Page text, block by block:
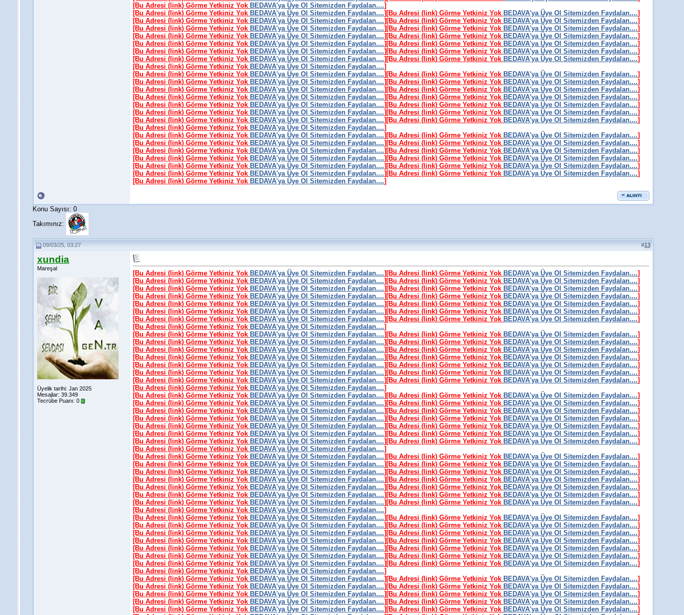
[Bu Adresi (link) Görme Yetkiniz Yok BEDAVA'ya Üye Ol Sitemizden Faydalan....]
[Bu Adresi (link) Görme Yetkiniz Yok BEDAVA'ya Üye Ol Sitemizden Faydalan....] [Bu Adresi (link) Görme Yetkiniz Yok BEDAVA'ya Üye Ol Sitemizden Faydalan....]
[Bu Adresi (link) Görme Yetkiniz Yok BEDAVA'ya Üye Ol Sitemizden Faydalan....] [Bu Adresi (link) Görme Yetkiniz Yok BEDAVA'ya Üye Ol Sitemizden Faydalan....]
[Bu Adresi (link) Görme Yetkiniz Yok BEDAVA'ya Üye Ol Sitemizden Faydalan....] [Bu Adresi (link) Görme Yetkiniz Yok BEDAVA'ya Üye Ol Sitemizden Faydalan....]
[Bu Adresi (link) Görme Yetkiniz Yok BEDAVA'ya Üye Ol Sitemizden Faydalan....] [Bu Adresi (link) Görme Yetkiniz Yok BEDAVA'ya Üye Ol Sitemizden Faydalan....]
[Bu Adresi (link) Görme Yetkiniz Yok BEDAVA'ya Üye Ol Sitemizden Faydalan....] [Bu Adresi (link) Görme Yetkiniz Yok BEDAVA'ya Üye Ol Sitemizden Faydalan....]
[Bu Adresi (link) Görme Yetkiniz Yok BEDAVA'ya Üye Ol Sitemizden Faydalan....] [Bu Adresi (link) Görme Yetkiniz Yok BEDAVA'ya Üye Ol Sitemizden Faydalan....]
[Bu Adresi (link) Görme Yetkiniz Yok BEDAVA'ya Üye Ol Sitemizden Faydalan....] [Bu Adresi (link) Görme Yetkiniz Yok BEDAVA'ya Üye Ol Sitemizden Faydalan....]
[Bu Adresi (link) Görme Yetkiniz Yok BEDAVA'ya Üye Ol Sitemizden Faydalan....]
[Bu Adresi (link) Görme Yetkiniz Yok BEDAVA'ya Üye Ol Sitemizden Faydalan....] [Bu Adresi (link) Görme Yetkiniz Yok BEDAVA'ya Üye Ol Sitemizden Faydalan....]
[Bu Adresi (link) Görme Yetkiniz Yok BEDAVA'ya Üye Ol Sitemizden Faydalan....] [Bu Adresi (link) Görme Yetkiniz Yok BEDAVA'ya Üye Ol Sitemizden Faydalan....]
[Bu Adresi (link) Görme Yetkiniz Yok BEDAVA'ya Üye Ol Sitemizden Faydalan....] [Bu Adresi (link) Görme Yetkiniz Yok BEDAVA'ya Üye Ol Sitemizden Faydalan....]
[Bu Adresi (link) Görme Yetkiniz Yok BEDAVA'ya Üye Ol Sitemizden Faydalan....] [Bu Adresi (link) Görme Yetkiniz Yok BEDAVA'ya Üye Ol Sitemizden Faydalan....]
[Bu Adresi (link) Görme Yetkiniz Yok BEDAVA'ya Üye Ol Sitemizden Faydalan....] [Bu Adresi (link) Görme Yetkiniz Yok BEDAVA'ya Üye Ol Sitemizden Faydalan....]
[Bu Adresi (link) Görme Yetkiniz Yok BEDAVA'ya Üye Ol Sitemizden Faydalan....] [Bu Adresi (link) Görme Yetkiniz Yok BEDAVA'ya Üye Ol Sitemizden Faydalan....]
[Bu Adresi (link) Görme Yetkiniz Yok BEDAVA'ya Üye Ol Sitemizden Faydalan....] [Bu Adresi (link) Görme Yetkiniz Yok BEDAVA'ya Üye Ol Sitemizden Faydalan....]
[Bu Adresi (link) Görme Yetkiniz Yok BEDAVA'ya Üye Ol Sitemizden Faydalan....]
[Bu Adresi (link) Görme Yetkiniz Yok BEDAVA'ya Üye Ol Sitemizden Faydalan....] [Bu Adresi (link) Görme Yetkiniz Yok BEDAVA'ya Üye Ol Sitemizden Faydalan....]
[Bu Adresi (link) Görme Yetkiniz Yok BEDAVA'ya Üye Ol Sitemizden Faydalan....] [Bu Adresi (link) Görme Yetkiniz Yok BEDAVA'ya Üye Ol Sitemizden Faydalan....]
[Bu Adresi (link) Görme Yetkiniz Yok BEDAVA'ya Üye Ol Sitemizden Faydalan....] [Bu Adresi (link) Görme Yetkiniz Yok BEDAVA'ya Üye Ol Sitemizden Faydalan....]
[Bu Adresi (link) Görme Yetkiniz Yok BEDAVA'ya Üye Ol Sitemizden Faydalan....] [Bu Adresi (link) Görme Yetkiniz Yok BEDAVA'ya Üye Ol Sitemizden Faydalan....]
[Bu Adresi (link) Görme Yetkiniz Yok BEDAVA'ya Üye Ol Sitemizden Faydalan....] [Bu Adresi (link) Görme Yetkiniz Yok BEDAVA'ya Üye Ol Sitemizden Faydalan....]
[Bu Adresi (link) Görme Yetkiniz Yok BEDAVA'ya Üye Ol Sitemizden Faydalan....] [Bu Adresi (link) Görme Yetkiniz Yok BEDAVA'ya Üye Ol Sitemizden Faydalan....]
[Bu Adresi (link) Görme Yetkiniz Yok BEDAVA'ya Üye Ol Sitemizden Faydalan....]
Konu Sayısı: 0
Takımınız:
09/03/25, 03:27 #13
xundia
Mareşal
Üyelik tarihi: Jan 2025
Mesajlar: 39.349
Tecrübe Puanı: 0
[Bu Adresi (link) Görme Yetkiniz Yok BEDAVA'ya Üye Ol Sitemizden Faydalan....] [Bu Adresi (link) Görme Yetkiniz Yok BEDAVA'ya Üye Ol Sitemizden Faydalan....]
[Bu Adresi (link) Görme Yetkiniz Yok BEDAVA'ya Üye Ol Sitemizden Faydalan....] [Bu Adresi (link) Görme Yetkiniz Yok BEDAVA'ya Üye Ol Sitemizden Faydalan....]
[Bu Adresi (link) Görme Yetkiniz Yok BEDAVA'ya Üye Ol Sitemizden Faydalan....] [Bu Adresi (link) Görme Yetkiniz Yok BEDAVA'ya Üye Ol Sitemizden Faydalan....]
[Bu Adresi (link) Görme Yetkiniz Yok BEDAVA'ya Üye Ol Sitemizden Faydalan....] [Bu Adresi (link) Görme Yetkiniz Yok BEDAVA'ya Üye Ol Sitemizden Faydalan....]
[Bu Adresi (link) Görme Yetkiniz Yok BEDAVA'ya Üye Ol Sitemizden Faydalan....] [Bu Adresi (link) Görme Yetkiniz Yok BEDAVA'ya Üye Ol Sitemizden Faydalan....]
[Bu Adresi (link) Görme Yetkiniz Yok BEDAVA'ya Üye Ol Sitemizden Faydalan....] [Bu Adresi (link) Görme Yetkiniz Yok BEDAVA'ya Üye Ol Sitemizden Faydalan....]
[Bu Adresi (link) Görme Yetkiniz Yok BEDAVA'ya Üye Ol Sitemizden Faydalan....] [Bu Adresi (link) Görme Yetkiniz Yok BEDAVA'ya Üye Ol Sitemizden Faydalan....]
[Bu Adresi (link) Görme Yetkiniz Yok BEDAVA'ya Üye Ol Sitemizden Faydalan....]
[Bu Adresi (link) Görme Yetkiniz Yok BEDAVA'ya Üye Ol Sitemizden Faydalan....] [Bu Adresi (link) Görme Yetkiniz Yok BEDAVA'ya Üye Ol Sitemizden Faydalan....]
[Bu Adresi (link) Görme Yetkiniz Yok BEDAVA'ya Üye Ol Sitemizden Faydalan....] [Bu Adresi (link) Görme Yetkiniz Yok BEDAVA'ya Üye Ol Sitemizden Faydalan....]
[Bu Adresi (link) Görme Yetkiniz Yok BEDAVA'ya Üye Ol Sitemizden Faydalan....] [Bu Adresi (link) Görme Yetkiniz Yok BEDAVA'ya Üye Ol Sitemizden Faydalan....]
[Bu Adresi (link) Görme Yetkiniz Yok BEDAVA'ya Üye Ol Sitemizden Faydalan....] [Bu Adresi (link) Görme Yetkiniz Yok BEDAVA'ya Üye Ol Sitemizden Faydalan....]
[Bu Adresi (link) Görme Yetkiniz Yok BEDAVA'ya Üye Ol Sitemizden Faydalan....] [Bu Adresi (link) Görme Yetkiniz Yok BEDAVA'ya Üye Ol Sitemizden Faydalan....]
[Bu Adresi (link) Görme Yetkiniz Yok BEDAVA'ya Üye Ol Sitemizden Faydalan....] [Bu Adresi (link) Görme Yetkiniz Yok BEDAVA'ya Üye Ol Sitemizden Faydalan....]
[Bu Adresi (link) Görme Yetkiniz Yok BEDAVA'ya Üye Ol Sitemizden Faydalan....] [Bu Adresi (link) Görme Yetkiniz Yok BEDAVA'ya Üye Ol Sitemizden Faydalan....]
[Bu Adresi (link) Görme Yetkiniz Yok BEDAVA'ya Üye Ol Sitemizden Faydalan....]
[Bu Adresi (link) Görme Yetkiniz Yok BEDAVA'ya Üye Ol Sitemizden Faydalan....] [Bu Adresi (link) Görme Yetkiniz Yok BEDAVA'ya Üye Ol Sitemizden Faydalan....]
[Bu Adresi (link) Görme Yetkiniz Yok BEDAVA'ya Üye Ol Sitemizden Faydalan....] [Bu Adresi (link) Görme Yetkiniz Yok BEDAVA'ya Üye Ol Sitemizden Faydalan....]
[Bu Adresi (link) Görme Yetkiniz Yok BEDAVA'ya Üye Ol Sitemizden Faydalan....] [Bu Adresi (link) Görme Yetkiniz Yok BEDAVA'ya Üye Ol Sitemizden Faydalan....]
[Bu Adresi (link) Görme Yetkiniz Yok BEDAVA'ya Üye Ol Sitemizden Faydalan....] [Bu Adresi (link) Görme Yetkiniz Yok BEDAVA'ya Üye Ol Sitemizden Faydalan....]
[Bu Adresi (link) Görme Yetkiniz Yok BEDAVA'ya Üye Ol Sitemizden Faydalan....] [Bu Adresi (link) Görme Yetkiniz Yok BEDAVA'ya Üye Ol Sitemizden Faydalan....]
[Bu Adresi (link) Görme Yetkiniz Yok BEDAVA'ya Üye Ol Sitemizden Faydalan....] [Bu Adresi (link) Görme Yetkiniz Yok BEDAVA'ya Üye Ol Sitemizden Faydalan....]
[Bu Adresi (link) Görme Yetkiniz Yok BEDAVA'ya Üye Ol Sitemizden Faydalan....] [Bu Adresi (link) Görme Yetkiniz Yok BEDAVA'ya Üye Ol Sitemizden Faydalan....]
[Bu Adresi (link) Görme Yetkiniz Yok BEDAVA'ya Üye Ol Sitemizden Faydalan....]
[Bu Adresi (link) Görme Yetkiniz Yok BEDAVA'ya Üye Ol Sitemizden Faydalan....] [Bu Adresi (link) Görme Yetkiniz Yok BEDAVA'ya Üye Ol Sitemizden Faydalan....]
[Bu Adresi (link) Görme Yetkiniz Yok BEDAVA'ya Üye Ol Sitemizden Faydalan....] [Bu Adresi (link) Görme Yetkiniz Yok BEDAVA'ya Üye Ol Sitemizden Faydalan....]
[Bu Adresi (link) Görme Yetkiniz Yok BEDAVA'ya Üye Ol Sitemizden Faydalan....] [Bu Adresi (link) Görme Yetkiniz Yok BEDAVA'ya Üye Ol Sitemizden Faydalan....]
[Bu Adresi (link) Görme Yetkiniz Yok BEDAVA'ya Üye Ol Sitemizden Faydalan....] [Bu Adresi (link) Görme Yetkiniz Yok BEDAVA'ya Üye Ol Sitemizden Faydalan....]
[Bu Adresi (link) Görme Yetkiniz Yok BEDAVA'ya Üye Ol Sitemizden Faydalan....] [Bu Adresi (link) Görme Yetkiniz Yok BEDAVA'ya Üye Ol Sitemizden Faydalan....]
[Bu Adresi (link) Görme Yetkiniz Yok BEDAVA'ya Üye Ol Sitemizden Faydalan....] [Bu Adresi (link) Görme Yetkiniz Yok BEDAVA'ya Üye Ol Sitemizden Faydalan....]
[Bu Adresi (link) Görme Yetkiniz Yok BEDAVA'ya Üye Ol Sitemizden Faydalan....] [Bu Adresi (link) Görme Yetkiniz Yok BEDAVA'ya Üye Ol Sitemizden Faydalan....]
[Bu Adresi (link) Görme Yetkiniz Yok BEDAVA'ya Üye Ol Sitemizden Faydalan....]
[Bu Adresi (link) Görme Yetkiniz Yok BEDAVA'ya Üye Ol Sitemizden Faydalan....] [Bu Adresi (link) Görme Yetkiniz Yok BEDAVA'ya Üye Ol Sitemizden Faydalan....]
[Bu Adresi (link) Görme Yetkiniz Yok BEDAVA'ya Üye Ol Sitemizden Faydalan....] [Bu Adresi (link) Görme Yetkiniz Yok BEDAVA'ya Üye Ol Sitemizden Faydalan....]
[Bu Adresi (link) Görme Yetkiniz Yok BEDAVA'ya Üye Ol Sitemizden Faydalan....] [Bu Adresi (link) Görme Yetkiniz Yok BEDAVA'ya Üye Ol Sitemizden Faydalan....]
[Bu Adresi (link) Görme Yetkiniz Yok BEDAVA'ya Üye Ol Sitemizden Faydalan....] [Bu Adresi (link) Görme Yetkiniz Yok BEDAVA'ya Üye Ol Sitemizden Faydalan....]
[Bu Adresi (link) Görme Yetkiniz Yok BEDAVA'ya Üye Ol Sitemizden Faydalan....] [Bu Adresi (link) Görme Yetkiniz Yok BEDAVA'ya Üye Ol Sitemizden Faydalan....]
[Bu Adresi (link) Görme Yetkiniz Yok BEDAVA'ya Üye Ol Sitemizden Faydalan....] [Bu Adresi (link) Görme Yetkiniz Yok BEDAVA'ya Üye Ol Sitemizden Faydalan....]
[Bu Adresi (link) Görme Yetkiniz Yok BEDAVA'ya Üye Ol Sitemizden Faydalan....] [Bu Adresi (link) Görme Yetkiniz Yok BEDAVA'ya Üye Ol Sitemizden Faydalan....]
[Bu Adresi (link) Görme Yetkiniz Yok BEDAVA'ya Üye Ol Sitemizden Faydalan....]
[Bu Adresi (link) Görme Yetkiniz Yok BEDAVA'ya Üye Ol Sitemizden Faydalan....] [Bu Adresi (link) Görme Yetkiniz Yok BEDAVA'ya Üye Ol Sitemizden Faydalan....]
[Bu Adresi (link) Görme Yetkiniz Yok BEDAVA'ya Üye Ol Sitemizden Faydalan....] [Bu Adresi (link) Görme Yetkiniz Yok BEDAVA'ya Üye Ol Sitemizden Faydalan....]
[Bu Adresi (link) Görme Yetkiniz Yok BEDAVA'ya Üye Ol Sitemizden Faydalan....] [Bu Adresi (link) Görme Yetkiniz Yok BEDAVA'ya Üye Ol Sitemizden Faydalan....]
[Bu Adresi (link) Görme Yetkiniz Yok BEDAVA'ya Üye Ol Sitemizden Faydalan....] [Bu Adresi (link) Görme Yetkiniz Yok BEDAVA'ya Üye Ol Sitemizden Faydalan....]
[Bu Adresi (link) Görme Yetkiniz Yok BEDAVA'ya Üye Ol Sitemizden Faydalan....] [Bu Adresi (link) Görme Yetkiniz Yok BEDAVA'ya Üye Ol Sitemizden Faydalan....]